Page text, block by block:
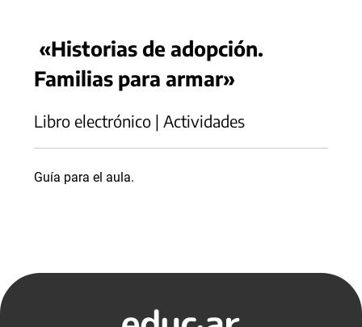
«Historias de adopción.
Familias para armar»
Libro electrónico | Actividades
Guía para el aula.